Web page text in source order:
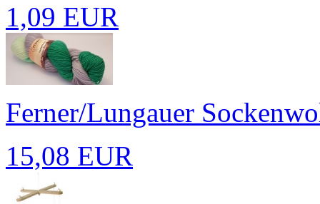
1,09 EUR
Ferner/Lungauer
15,08 EUR